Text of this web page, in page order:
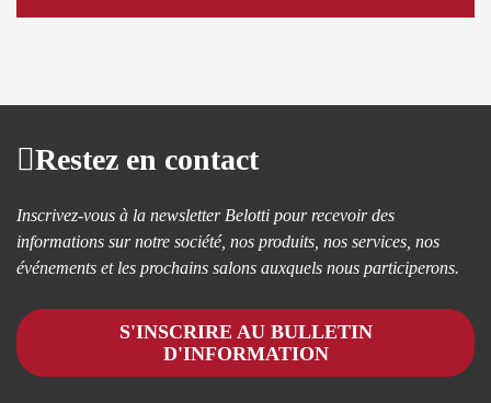
Restez en contact
Inscrivez-vous à la newsletter Belotti pour recevoir des
informations sur notre société, nos produits, nos services, nos
événements et les prochains salons auxquels nous participerons.
S'INSCRIRE AU BULLETIN
D'INFORMATION